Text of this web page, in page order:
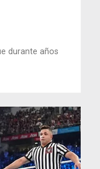
durante años